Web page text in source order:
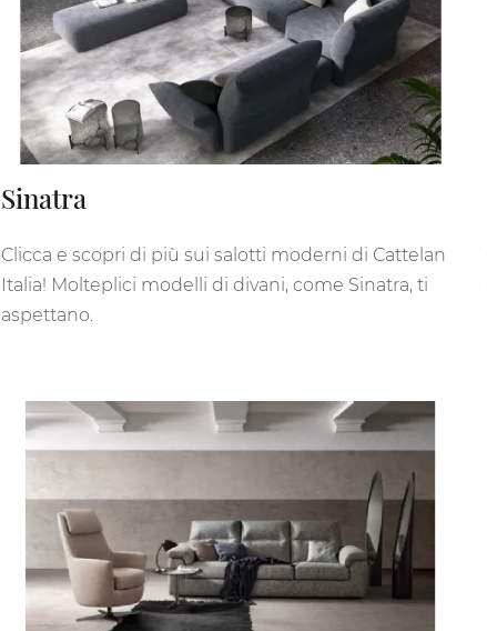
Sinatra
Clicca e scopri di più sui salotti moderni di Cattelan
Italia! Molteplici modelli di divani, come Sinatra, ti
aspettano.